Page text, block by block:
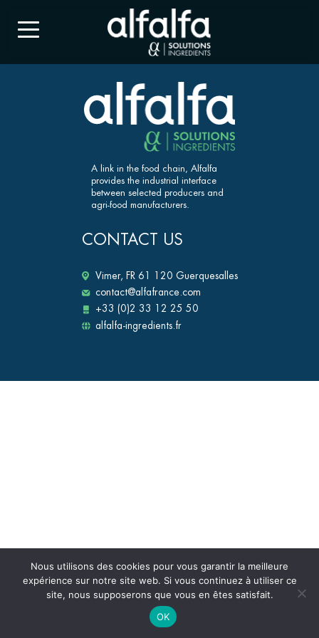
A link in the food chain, Alfalfa
provides the industrial interface
between selected producers and
agri-food manufacturers.
CONTACT US
Vimer, FR 61 120 Guerquesalles
contact@alfafrance.com
+33 (0)2 33 12 25 50
alfalfa-ingredients.fr
Nous utilisons des cookies pour vous garantir la meilleure
expérience sur notre site web. Si vous continuez à utiliser ce
site, nous supposerons que vous en êtes satisfait.
OK